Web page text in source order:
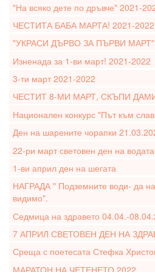
"На всяко дете по дръвче" 2021-
ЧЕСТИТА БАБА МАРТА! 2021-2022
"УКРАСИ ДЪРВО ЗА ПЪРВИ МАРТ"
Изненада за 1-ви март! 2021-2022
3-ти март 2021-2022
ЧЕСТИТ 8-МИ МАРТ, СКЪПИ
Национален конкурс "Път към
Ден на шарените чорапки
22-ри март световен ден на
1-ви април ден на шегата
НАГРАДА " Подземните води- да
видимо".
Седмица на здравето 04.04.-
7 АПРИЛ СВЕТОВЕН ДЕН НА
Среща с поетесата Стефка
МАРАТОН НА ЧЕТЕНЕТО 2022